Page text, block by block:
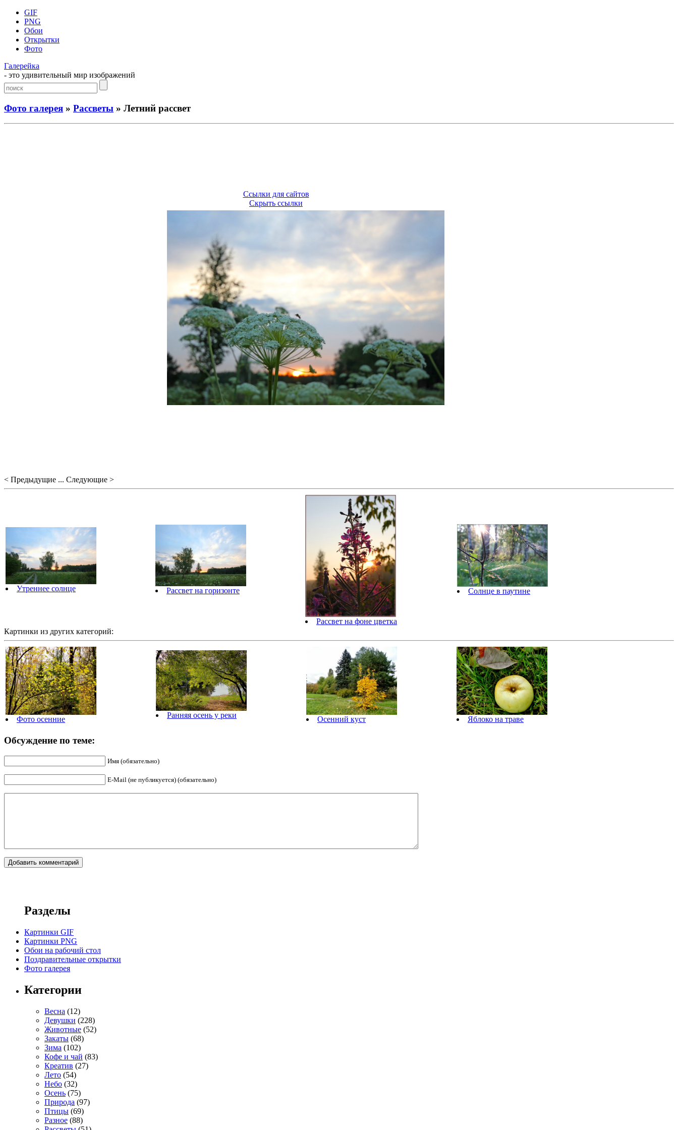
GIF
PNG
Обои
Открытки
Фото
Галерейка
- это удивительный мир изображений
Фото галерея » Рассветы » Летний рассвет
Ссылки для сайтов
Скрыть ссылки
< Предыдущие ... Следующие >
Утреннее солнце Рассвет на горизонте
Рассвет на фоне цветка
Солнце в паутине
Картинки из других категорий:
Фото осенние Ранняя осень у реки Осенний куст Яблоко на траве
Обсуждение по теме:
Имя (обязательно)
E-Mail (не публикуется) (обязательно)
Разделы
Картинки GIF
Картинки PNG
Обои на рабочий стол
Поздравительные открытки
Фото галерея
Категории
Весна (12)
Девушки (228)
Животные (52)
Закаты (68)
Зима (102)
Кофе и чай (83)
Креатив (27)
Лето (54)
Небо (32)
Осень (75)
Природа (97)
Птицы (69)
Разное (88)